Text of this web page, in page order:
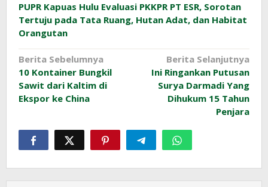
PUPR Kapuas Hulu Evaluasi PKKPR PT ESR, Sorotan
Tertuju pada Tata Ruang, Hutan Adat, dan Habitat
Orangutan
Navigasi
pos
Berita Sebelumnya
10 Kontainer Bungkil
Sawit dari Kaltim di
Ekspor ke China
Berita Selanjutnya
Ini Ringankan Putusan
Surya Darmadi Yang
Dihukum 15 Tahun
Penjara